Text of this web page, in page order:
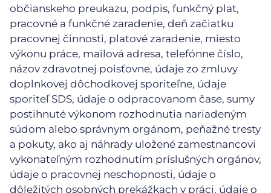
občianskeho preukazu, podpis, funkčný plat,
pracovné a funkčné zaradenie, deň začiatku
pracovnej činnosti, platové zaradenie, miesto
výkonu práce, mailová adresa, telefónne číslo,
názov zdravotnej poisťovne, údaje zo zmluvy
doplnkovej dôchodkovej sporiteľne, údaje
sporiteľ SDS, údaje o odpracovanom čase, sumy
postihnuté výkonom rozhodnutia nariadeným
súdom alebo správnym orgánom, peňažné tresty
a pokuty, ako aj náhrady uložené zamestnancovi
vykonateľným rozhodnutím príslušných orgánov,
údaje o pracovnej neschopnosti, údaje o
dôležitých osobných prekážkach v práci, údaje o